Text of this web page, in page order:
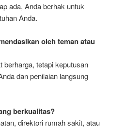
ada, Anda berhak untuk
Anda.
oleh teman atau
berharga, tetapi keputusan
dan penilaian langsung
berkualitas?
direktori rumah sakit, atau